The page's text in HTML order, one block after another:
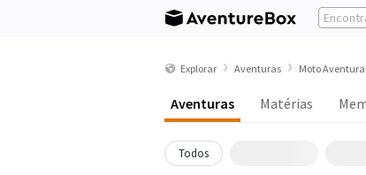
Explorar Aventuras Moto Aventura
Aventuras Matérias
Todos